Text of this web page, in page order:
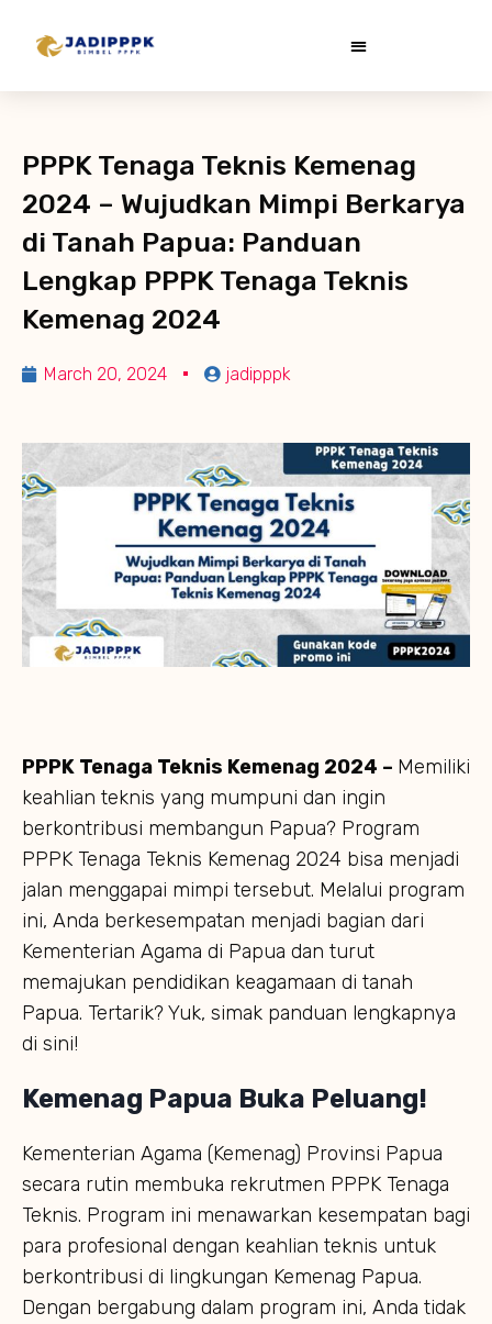
PPPK Tenaga Teknis Kemenag
2024 – Wujudkan Mimpi Berkarya
di Tanah Papua: Panduan
Lengkap PPPK Tenaga Teknis
Kemenag 2024
March 20, 2024 jadipppk
PPPK Tenaga Teknis Kemenag 2024 – Memiliki
keahlian teknis yang mumpuni dan ingin
berkontribusi membangun Papua? Program
PPPK Tenaga Teknis Kemenag 2024 bisa menjadi
jalan menggapai mimpi tersebut. Melalui program
ini, Anda berkesempatan menjadi bagian dari
Kementerian Agama di Papua dan turut
memajukan pendidikan keagamaan di tanah
Papua. Tertarik? Yuk, simak panduan lengkapnya
di sini!
Kemenag Papua Buka Peluang!
Kementerian Agama (Kemenag) Provinsi Papua
secara rutin membuka rekrutmen PPPK Tenaga
Teknis. Program ini menawarkan kesempatan bagi
para profesional dengan keahlian teknis untuk
berkontribusi di lingkungan Kemenag Papua.
Dengan bergabung dalam program ini, Anda tidak